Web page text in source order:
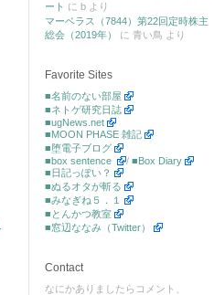
ート に b より
マーベラス（7844）第22回定時株主
総会（2019年）
に 青い鳥 より
Favorite Sites
■名前のない部屋
■ネトゲ研究日誌
■ugNews.net
■MOON PHASE 雑記
■堕電子ブログ
■box sentence
/ ■Box Diary
■日記っぽい？
■ぬるオタが斬る
■みなぎね５．１
■とんかつ教室
■窓辺ななみ（Twitter）
Contact
なにかありましたらコメント、